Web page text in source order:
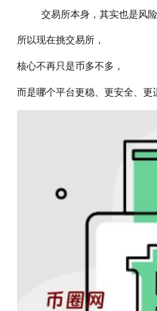
交易所本身，其实也是风险
所以现在挑交易所，
核心不再只是币多不多，
而是哪个平台更稳、更安全、更